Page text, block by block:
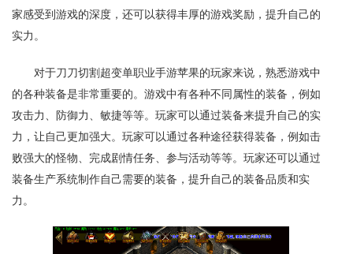
家感受到游戏的深度，还可以获得丰厚的游戏奖励，提升自己的
实力。
对于刀刀切割超变单职业手游苹果的玩家来说，熟悉游戏中
的各种装备是非常重要的。游戏中有各种不同属性的装备，例如
攻击力、防御力、敏捷等等。玩家可以通过装备来提升自己的实
力，让自己更加强大。玩家可以通过各种途径获得装备，例如击
败强大的怪物、完成剧情任务、参与活动等等。玩家还可以通过
装备生产系统制作自己需要的装备，提升自己的装备品质和实
力。